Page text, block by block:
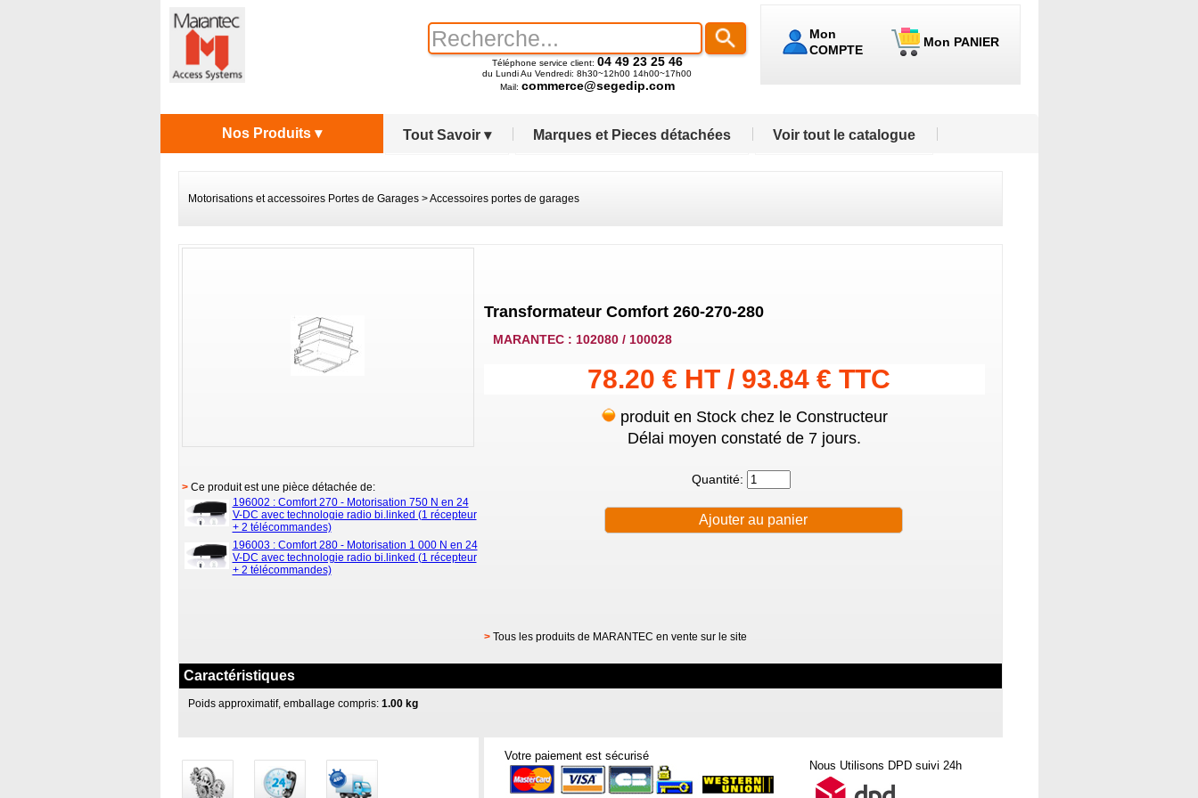
Mon
COMPTE
Mon PANIER
Téléphone service client: 04 49 23 25 46
du Lundi Au Vendredi: 8h30~12h00 14h00~17h00
Mail: commerce@segedip.com
Tout Savoir ▾ Marques et Pieces détachées Voir tout le catalogue
Nos Produits ▾
Motorisations et accessoires Portes de Garages>Accessoires portes de garages
>Ce produit est une pièce détachée de:
196002 : Comfort 270 - Motorisation 750 N en 24
V-DC avec technologie radio bi.linked (1 récepteur
+ 2 télécommandes)
196003 : Comfort 280 - Motorisation 1 000 N en 24
V-DC avec technologie radio bi.linked (1 récepteur
+ 2 télécommandes)
Transformateur Comfort 260-270-280
MARANTEC : 102080 / 100028
78.20 € HT / 93.84 € TTC
produit en Stock chez le Constructeur
Délai moyen constaté de 7 jours.
Quantité:
> Tous les produits de MARANTEC en vente sur le site
Caractéristiques
Poids approximatif, emballage compris:1.00 kg
Votre paiement est sécurisé
Nous Utilisons DPD suivi 24h